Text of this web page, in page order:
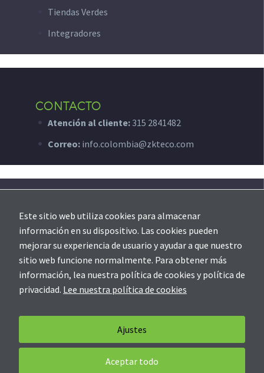
Tiendas Verdes
Integradores
CONTACTO
Atención al cliente: 315 2841482
Correo: info.colombia@zkteco.com
Creación de ticket
© Copyright 2020 ZKTeco Colombia
Este sitio web utiliza cookies para almacenar
información en su dispositivo. Las cookies pueden
mejorar su experiencia de usuario y ayudar a que nuestro
sitio web funcione normalmente. Para obtener más
información, lea nuestra política de cookies y política de
privacidad. Lee nuestra política de cookies
Ajustes
Aceptar todo